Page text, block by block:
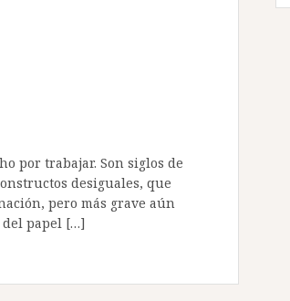
por trabajar. Son siglos de
desiguales, que
pero más grave aún
del papel […]